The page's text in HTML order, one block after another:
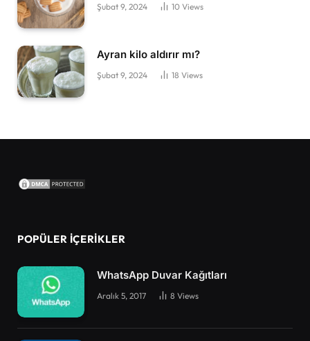
Şubat 9, 2024 10 Views
Ayran kilo aldırır mı?
Şubat 9, 2024 18 Views
POPÜLER İÇERIKLER
WhatsApp Duvar Kağıtları
Aralık 5, 2017 8 Views